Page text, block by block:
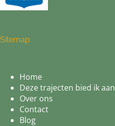
Sitemap
Home
Deze trajecten bied ik aan
Over ons
Contact
Blog